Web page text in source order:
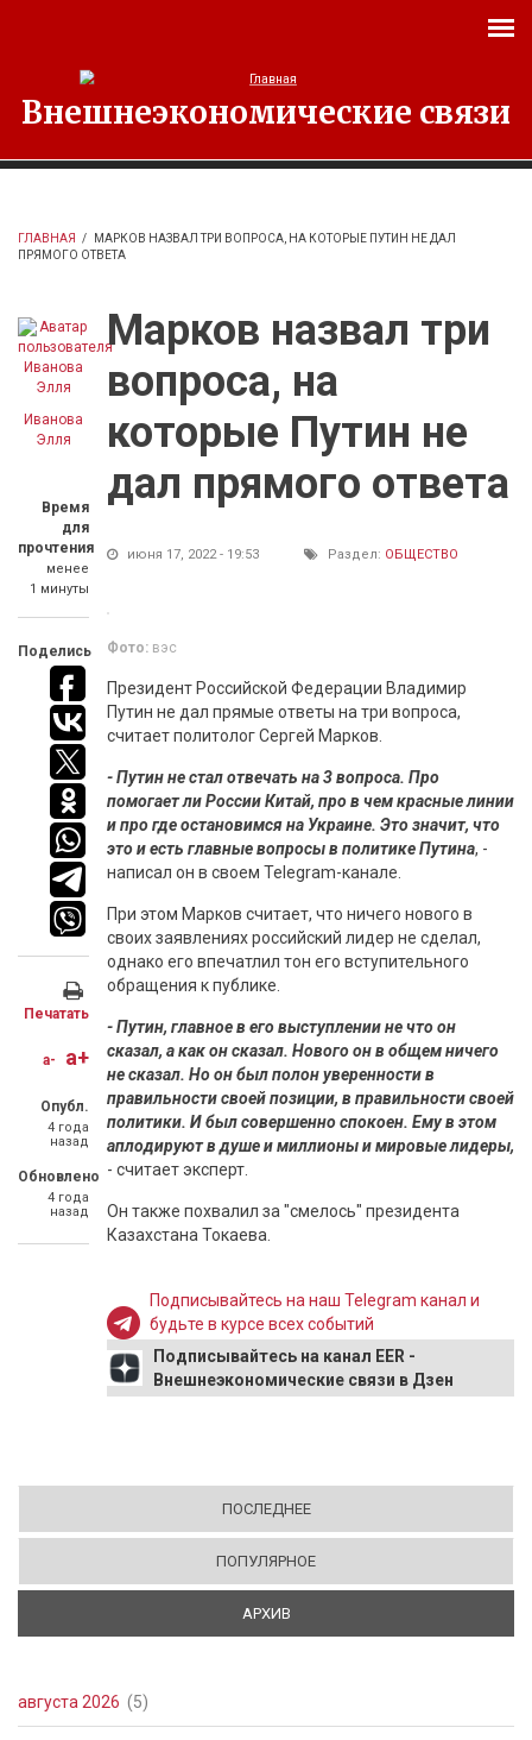
Внешнеэкономические связи
ГЛАВНАЯ /
МАРКОВ НАЗВАЛ ТРИ ВОПРОСА, НА КОТОРЫЕ ПУТИН НЕ ДАЛ
ПРЯМОГО ОТВЕТА
Иванова
Элля
Время
для
прочтения
менее
1 минуты
Поделись
Печатать
a- a+
Опубл.
4 года
назад
Обновлено
4 года
назад
Марков назвал три
вопроса, на
которые Путин не
дал прямого ответа
июня 17, 2022 - 19:53 Раздел: ОБЩЕСТВО
Фото: вэс
Президент Российской Федерации Владимир
Путин не дал прямые ответы на три вопроса,
считает политолог Сергей Марков.
- Путин не стал отвечать на 3 вопроса. Про
помогает ли России Китай, про в чем красные линии
и про где остановимся на Украине. Это значит, что
это и есть главные вопросы в политике Путина, -
написал он в своем Telegram-канале.
При этом Марков считает, что ничего нового в
своих заявлениях российский лидер не сделал,
однако его впечатлил тон его вступительного
обращения к публике.
- Путин, главное в его выступлении не что он
сказал, а как он сказал. Нового он в общем ничего
не сказал. Но он был полон уверенности в
правильности своей позиции, в правильности своей
политики. И был совершенно спокоен. Ему в этом
аплодируют в душе и миллионы и мировые лидеры,
- считает эксперт.
Он также похвалил за "смелось" президента
Казахстана Токаева.
Подписывайтесь на наш Telegram канал и
будьте в курсе всех событий
Подписывайтесь на канал EER -
Внешнеэкономические связи в Дзен
ПОСЛЕДНЕЕ
ПОПУЛЯРНОЕ
АРХИВ
августа 2026 (5)